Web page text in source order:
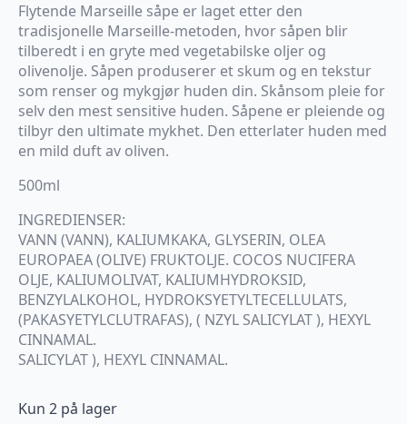
Flytende Marseille såpe er laget etter den
tradisjonelle Marseille-metoden, hvor såpen blir
tilberedt i en gryte med vegetabilske oljer og
olivenolje. Såpen produserer et skum og en tekstur
som renser og mykgjør huden din. Skånsom pleie for
selv den mest sensitive huden. Såpene er pleiende og
tilbyr den ultimate mykhet. Den etterlater huden med
en mild duft av oliven.
500ml
INGREDIENSER:
VANN (VANN), KALIUMKAKA, GLYSERIN, OLEA
EUROPAEA (OLIVE) FRUKTOLJE. COCOS NUCIFERA
OLJE, KALIUMOLIVAT, KALIUMHYDROKSID,
BENZYLALKOHOL, HYDROKSYETYLTECELLULATS,
(PAKASYETYLCLUTRAFAS), ( NZYL SALICYLAT ), HEXYL
CINNAMAL.
SALICYLAT ), HEXYL CINNAMAL.
Kun 2 på lager